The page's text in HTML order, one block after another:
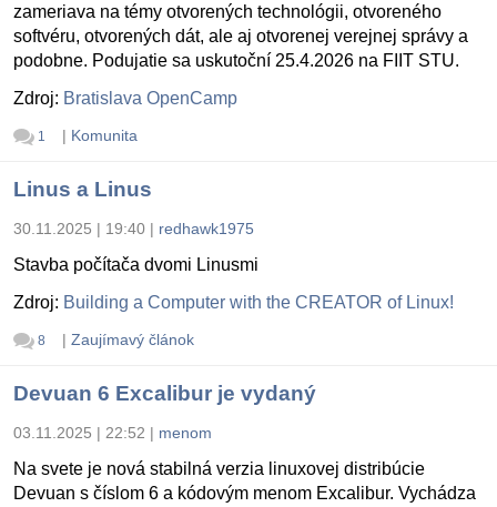
zameriava na témy otvorených technológii, otvoreného
softvéru, otvorených dát, ale aj otvorenej verejnej správy a
podobne. Podujatie sa uskutoční 25.4.2026 na FIIT STU.
Zdroj: Bratislava OpenCamp
1 | Komunita
Linus a Linus
30.11.2025 | 19:40 | redhawk1975
Stavba počítača dvomi Linusmi
Zdroj: Building a Computer with the CREATOR of Linux!
8 | Zaujímavý článok
Devuan 6 Excalibur je vydaný
03.11.2025 | 22:52 | menom
Na svete je nová stabilná verzia linuxovej distribúcie
Devuan s číslom 6 a kódovým menom Excalibur. Vychádza